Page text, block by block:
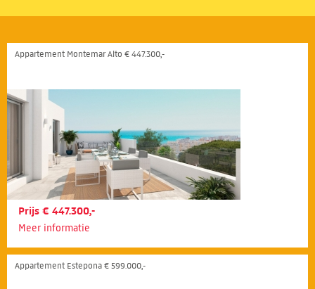
Appartement Montemar Alto € 447.300,-
Prijs € 447.300,-
Meer informatie
Appartement Estepona € 599.000,-